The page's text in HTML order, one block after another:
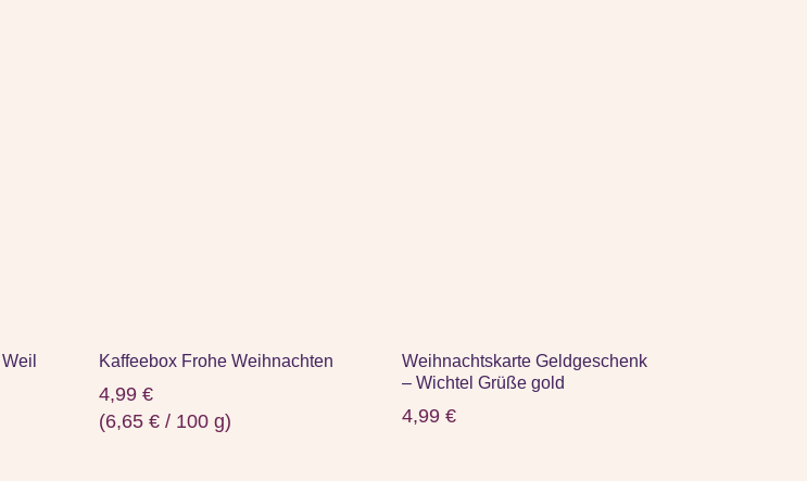
Kaffeebox Frohe Weihnachten
4,99€
(6,65€ / 100 g)
Weihnachtskarte Geldgeschenk
– Wichtel Grüße gold
4,99€